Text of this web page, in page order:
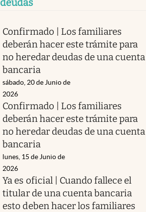
deudas
Confirmado | Los familiares
deberán hacer este trámite para
no heredar deudas de una cuenta
bancaria
sábado, 20 de Junio de
2026
Confirmado | Los familiares
deberán hacer este trámite para
no heredar deudas de una cuenta
bancaria
lunes, 15 de Junio de
2026
Ya es oficial | Cuando fallece el
titular de una cuenta bancaria
esto deben hacer los familiares